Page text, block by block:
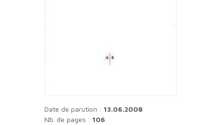
Date de parution : 13.06.2008
Nb. de pages : 106